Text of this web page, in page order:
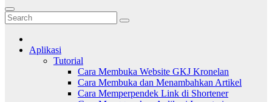
Aplikasi
Tutorial
Cara Membuka Website GKJ Kronelan
Cara Membuka dan Menambahkan Artikel
Cara Memperpendek Link di Shortener